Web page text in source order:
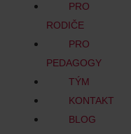
PRO
RODIČE
PRO
PEDAGOGY
TÝM
KONTAKT
BLOG